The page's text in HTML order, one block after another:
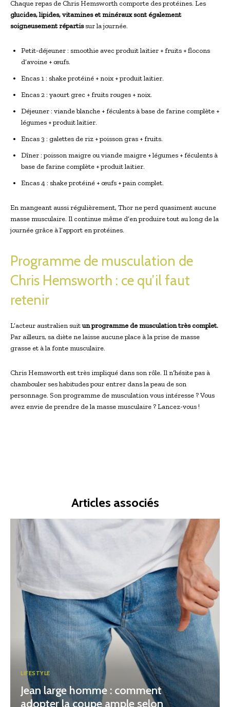
Chaque repas de Chris Hemsworth comporte des protéines. Les
glucides, lipides, vitamines et minéraux sont également
soigneusement répartissur la journée.
Petit-déjeuner : smoothie avec produit laitier + fruits + flocons
d’avoine + œufs.
Encas 1 : shake protéiné + noix + produit laitier.
Encas 2 : yaourt grec + fruits rouges + noix.
Déjeuner : viande blanche + féculents à base de farine complète +
légumes + produit laitier.
Encas 3 : galettes de riz + poisson gras + fruits.
Dîner : poisson maigre ou viande maigre + légumes + féculents à
base de farine complète + produit laitier.
Encas 4 : shake protéiné + œufs + pain complet.
En mangeant aussi régulièrement, Thor ne perd quasiment aucune
masse musculaire. Il continue même d’en produire tout au long de la
journée grâce à l’apport en protéines.
Programme de musculation de
Chris Hemsworth : ce qu’il faut
retenir
L’acteur australien suitun programme de musculation très complet.
Par ailleurs, sa diète ne laisse aucune place à la prise de masse
grasse et à la fonte musculaire.
Chris Hemsworth est très impliqué dans son rôle. Il n’hésite pas à
chambouler ses habitudes pour entrer dans la peau de son
personnage. Son programme de musculation vous intéresse ? Vous
avez envie de prendre de la masse musculaire ? Lancez-vous !
Articles associés
LIFESTYLE
Jean large homme : comment
adopter la coupe ample selon